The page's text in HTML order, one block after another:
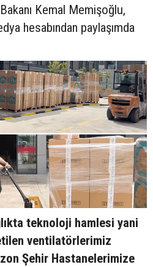
Kemal Memişoğlu,
hesabından paylaşımda
teknoloji hamlesi yani
ventilatörlerimiz
Şehir Hastanelerimize